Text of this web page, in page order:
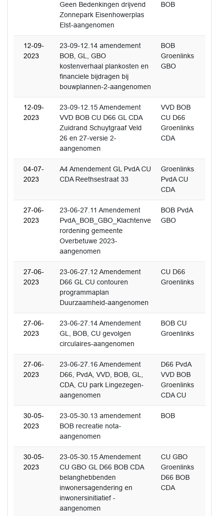
Geen Bedenkingen drijvend
Zonnepark Eisenhowerplas
Elst-aangenomen
BOB
12-09-
2023
23-09-12.14 amendement
BOB, GL, GBO
kostenverhaal plankosten en
financiele bijdragen bij
bouwplannen-2-aangenomen
BOB
Groenlinks
GBO
12-09-
2023
23-09-12.15 Amendement
VVD BOB CU D66 GL CDA
Zuidrand Schuytgraaf Veld
26 en 27-versie 2-
aangenomen
VVD BOB
CU D66
Groenlinks
CDA
04-07-
2023
A4 Amendement GL PvdA CU
CDA Reethsestraat 33
Groenlinks
PvdA CU
CDA
27-06-
2023
23-06-27.11 Amendement
PvdA_BOB_GBO_Klachtenve
rordening gemeente
Overbetuwe 2023-
aangenomen
BOB PvdA
GBO
27-06-
2023
23-06-27.12 Amendement
D66 GL CU contouren
programmaplan
Duurzaamheid-aangenomen
CU D66
Groenlinks
27-06-
2023
23-06-27.14 Amendement
GL, BOB, CU gevolgen
circulaires-aangenomen
BOB CU
Groenlinks
27-06-
2023
23-06-27.16 Amendement
D66, PvdA, VVD, BOB, GL,
CDA, CU park Lingezegen-
aangenomen
D66 PvdA
VVD BOB
Groenlinks
CDA CU
30-05-
2023
23-05-30.13 amendement
BOB recreatie nota-
aangenomen
BOB
30-05-
2023
23-05-30.15 Amendement
CU GBO GL D66 BOB CDA
belanghebbenden
inwonersagendering en
inwonersinitiatief -
aangenomen
CU GBO
Groenlinks
D66 BOB
CDA